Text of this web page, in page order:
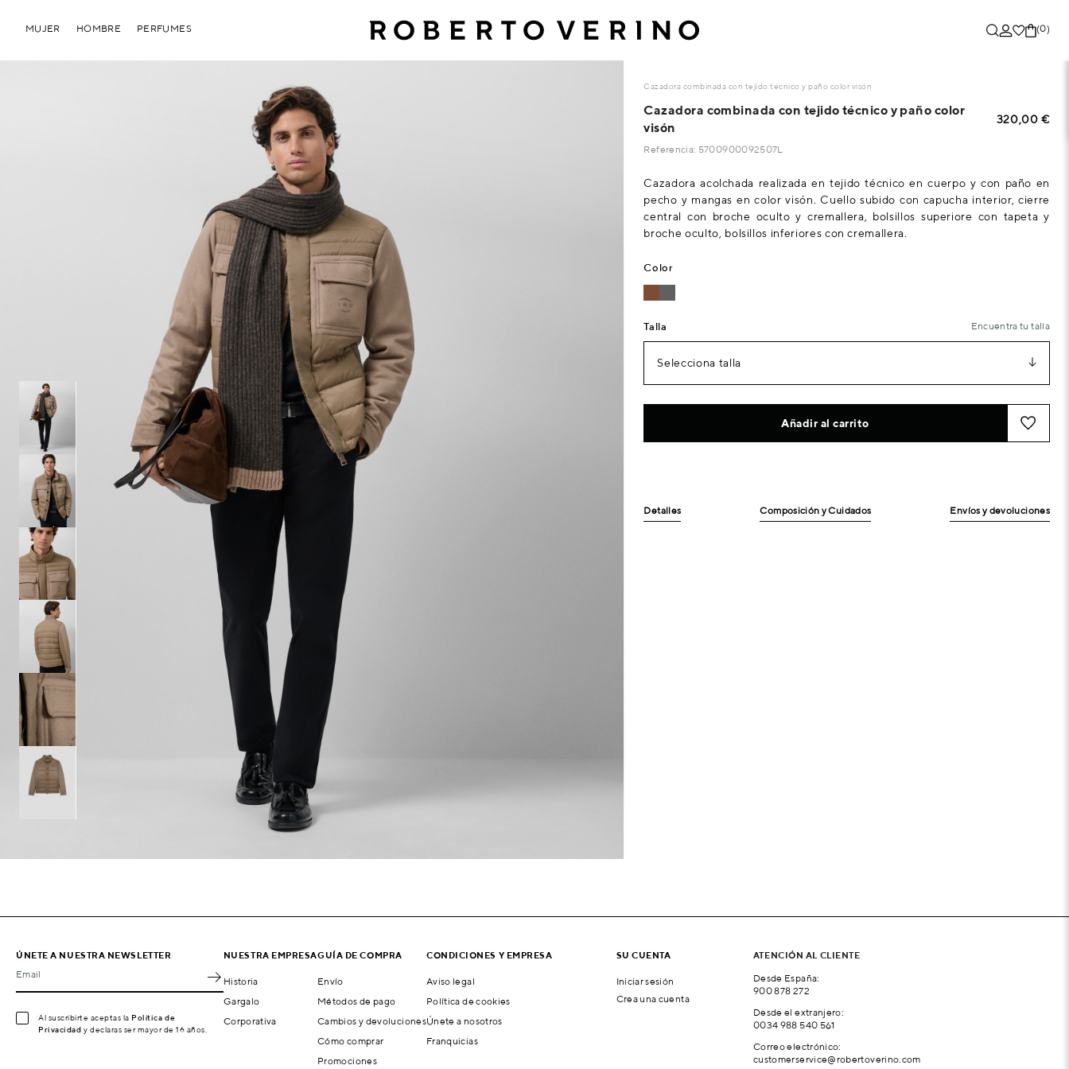
(0)
MUJER HOMBRE PERFUMES
Cazadora combinada con tejido técnico y paño color visón
Cazadora combinada con tejido técnico y paño color
visón
320,00 €
Referencia: 5700900092507L
Cazadora acolchada realizada en tejido técnico en cuerpo y con paño en
pecho y mangas en color visón. Cuello subido con capucha interior, cierre
central con broche oculto y cremallera, bolsillos superiore con tapeta y
broche oculto, bolsillos inferiores con cremallera.
Color
Talla Encuentra tu talla
Selecciona talla
Añadir al carrito
Detalles Composición y Cuidados Envíos y devoluciones
ÚNETE A NUESTRA NEWSLETTER
Email
Al suscribirte aceptas la Política de
Privacidad y declaras ser mayor de 16 años.
NUESTRA EMPRESA
Historia
Gargalo
Corporativa
GUÍA DE COMPRA
Envío
Métodos de pago
Cambios y devoluciones
Cómo comprar
Promociones
CONDICIONES Y EMPRESA
Aviso legal
Política de cookies
Únete a nosotros
Franquicias
SU CUENTA
Iniciar sesión
Crea una cuenta
ATENCIÓN AL CLIENTE
Desde España:
900 878 272
Desde el extranjero:
0034 988 540 561
Correo electrónico:
customerservice@robertoverino.com